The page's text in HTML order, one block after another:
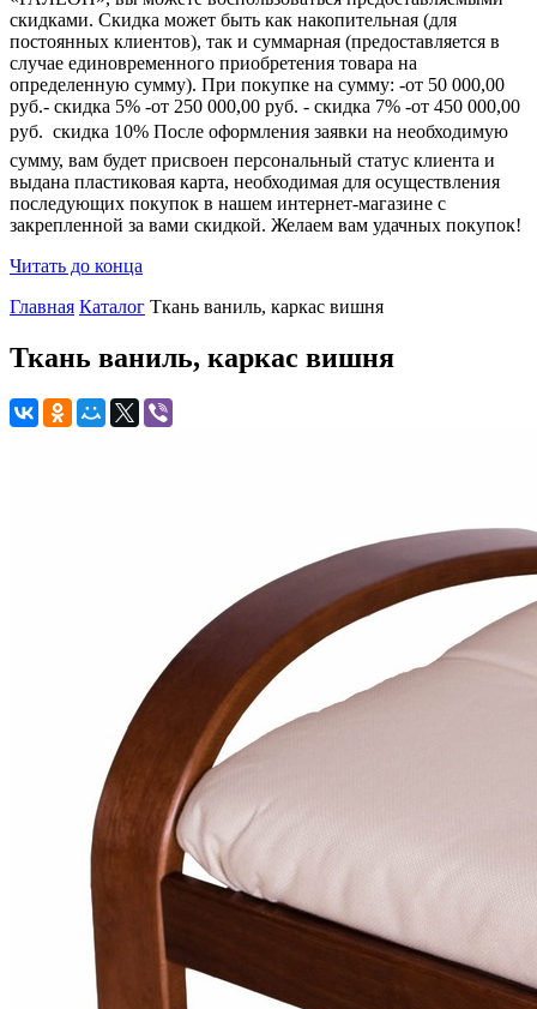
скидками. Скидка может быть как накопительная (для
постоянных клиентов), так и суммарная (предоставляется в
случае единовременного приобретения товара на
определенную сумму). При покупке на сумму: -от 50 000,00
руб.- скидка 5% -от 250 000,00 руб. - скидка 7% -от 450 000,00
руб.  скидка 10% После оформления заявки на необходимую
сумму, вам будет присвоен персональный статус клиента и
выдана пластиковая карта, необходимая для осуществления
последующих покупок в нашем интернет-магазине с
закрепленной за вами скидкой. Желаем вам удачных покупок!
Читать до конца
Главная Каталог Ткань ваниль, каркас вишня
Ткань ваниль, каркас вишня